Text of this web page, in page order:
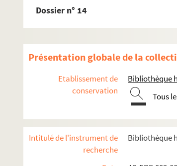
Dossier n° 14
Présentation globale de la
Etablissement de
conservation
Bibliothèque
Tous
Intitulé de l'instrument de
recherche
Bibliothèque
10e arrondissement
11e arrondissement
12e arrondissement
13e arrondissement
14e arrondissement
15e arrondissement
18e arrondissement